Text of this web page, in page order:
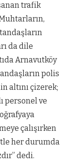
trafik
da dile
Arnavutköy
polis
altını çizerek;
personel ve
çalışırken
her durumda
dedi.